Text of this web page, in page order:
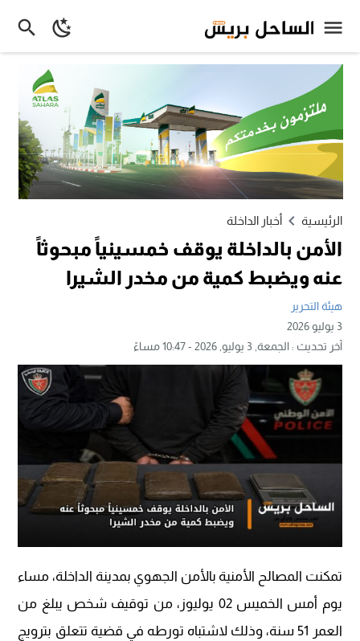
الرئيسية أخبار الداخلة
الأمن بالداخلة يوقف خمسينياً مبحوثاً
عنه ويضبط كمية من مخدر الشيرا
هيئة التحرير
3 يوليو 2026
آخر تحديث :الجمعة, 3 يوليو, 2026 - 10:47 مساءً
تمكنت المصالح الأمنية بالأمن الجهوي بمدينة الداخلة، مساء
يوم أمس الخميس 02 يوليوز، من توقيف شخص يبلغ من
العمر 51 سنة، وذلك لاشتباه تورطه في قضية تتعلق بترويج